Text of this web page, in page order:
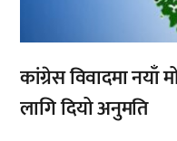
कांग्रेस विवादमा नयाँ
लागि दियो अनुमति